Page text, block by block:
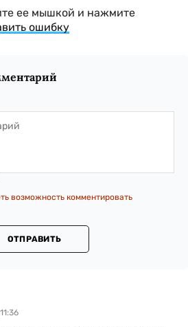
ее мышкой и нажмите
ошибку
возможность комментировать
ОТПРАВИТЬ